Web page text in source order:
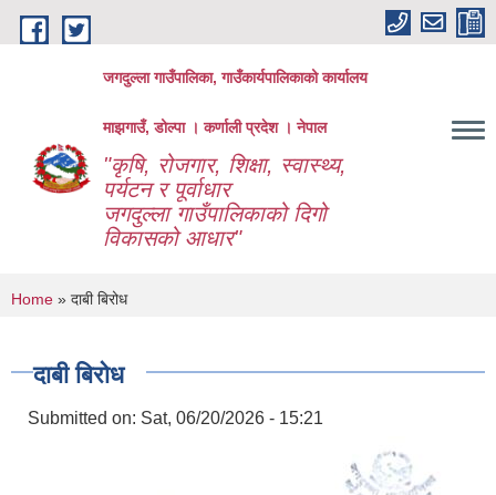
Skip to main content
जगदुल्ला गाउँपालिका, गाउँकार्यपालिकाको कार्यालय
माझगाउँ, डोल्पा । कर्णाली प्रदेश । नेपाल
"कृषि, रोजगार, शिक्षा, स्वास्थ्य,
पर्यटन र पूर्वाधार
जगदुल्ला गाउँपालिकाको दिगो
विकासको आधार"
You are here
Home » दाबी बिरोध
दाबी बिरोध
Submitted on: Sat, 06/20/2026 - 15:21